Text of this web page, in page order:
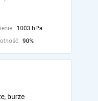
1003 hPa
90%
burze